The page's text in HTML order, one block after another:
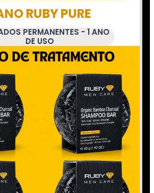
RUBY PURE
PERMANENTES - 1 ANO
DE USO